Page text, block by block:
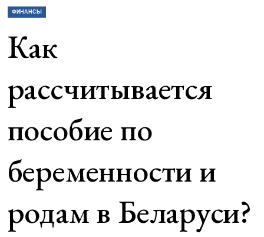
ФИНАНСЫ
Как
рассчитывается
пособие по
беременности и
родам в Беларуси?